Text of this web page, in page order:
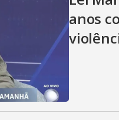
anos